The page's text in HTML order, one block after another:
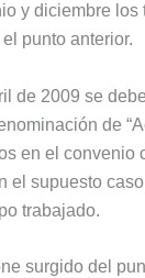
y diciembre
punto anterior.
de 2009 se
de
en el convenio
el supuesto
trabajado.
surgido del